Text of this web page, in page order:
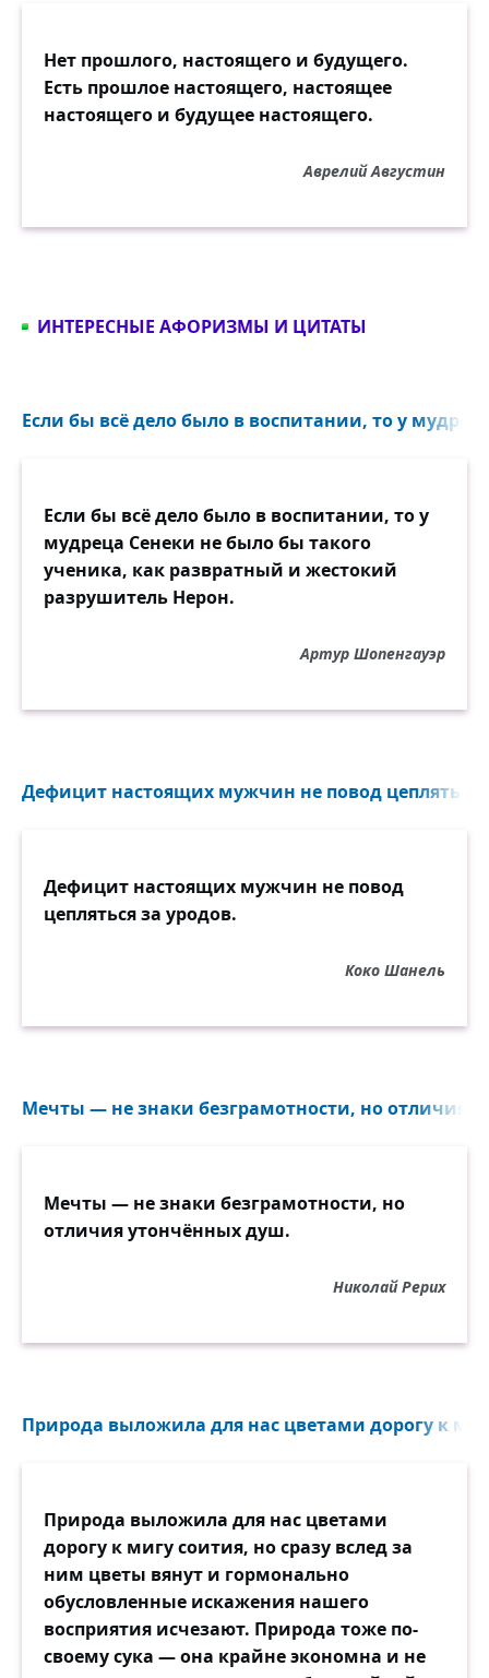
Нет прошлого, настоящего и будущего.
Есть прошлое настоящего, настоящее
настоящего и будущее настоящего.
Аврелий Августин
ИНТЕРЕСНЫЕ АФОРИЗМЫ И ЦИТАТЫ
Если бы всё дело было в воспитании, то у
Если бы всё дело было в воспитании, то у
мудреца Сенеки не было бы такого
ученика, как развратный и жестокий
разрушитель Нерон.
Артур Шопенгауэр
Дефицит настоящих мужчин не повод цепляться
Дефицит настоящих мужчин не повод
цепляться за уродов.
Коко Шанель
Мечты — не знаки безграмотности, но отличия
Мечты — не знаки безграмотности, но
отличия утончённых душ.
Николай Рерих
Природа выложила для нас цветами дорогу к
Природа выложила для нас цветами
дорогу к мигу соития, но сразу вслед за
ним цветы вянут и гормонально
обусловленные искажения нашего
восприятия исчезают. Природа тоже по-
своему сука — она крайне экономна и не